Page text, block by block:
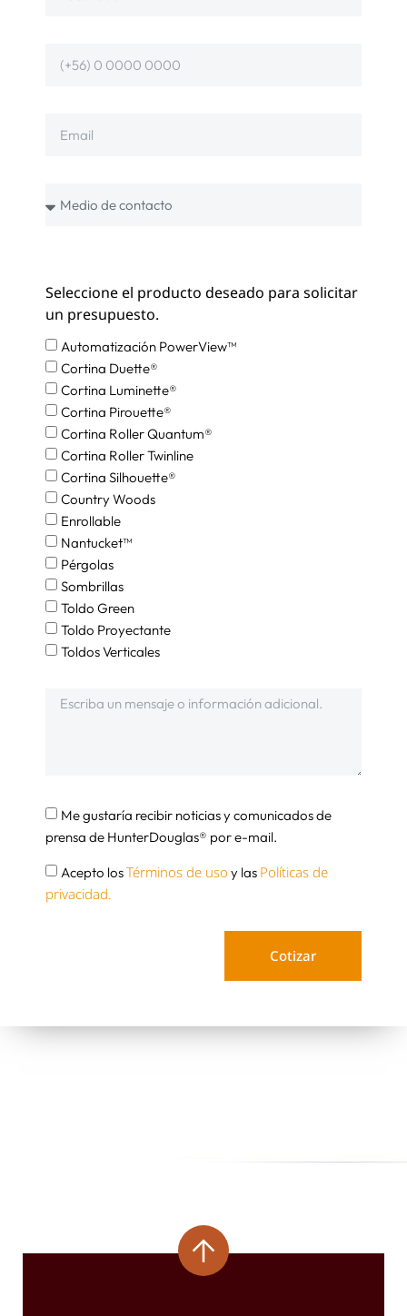
Seleccione el producto deseado para solicitar
un presupuesto.
Automatización PowerView™
Cortina Duette®
Cortina Luminette®
Cortina Pirouette®
Cortina Roller Quantum®
Cortina Roller Twinline
Cortina Silhouette®
Country Woods
Enrollable
Nantucket™
Pérgolas
Sombrillas
Toldo Green
Toldo Proyectante
Toldos Verticales
Me gustaría recibir noticias y comunicados de
prensa de HunterDouglas® por e-mail.
Acepto losTérminos de uso y las Políticas de
privacidad.
Cotizar